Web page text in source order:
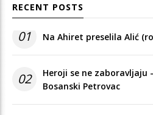
RECENT POSTS
01 Na Ahiret preselila Alić
02
Heroji se ne
Bosanski Petrovac